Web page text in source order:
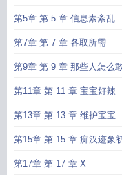
alpha校草被校霸上校草www
草是女生校草a装o校草a系草
会被反攻的校草cm大abo校
第5章 第 5 章 信息素紊乱
第7章 第 7 章 各取所需
第9章 第 9 章 那些人怎么
负谢远
第11章 第 11 章 宝宝好辣
第13章 第 13 章 维护宝宝
第15章 第 15 章 痴汉迹象
倪
第17章 第 17 章 X